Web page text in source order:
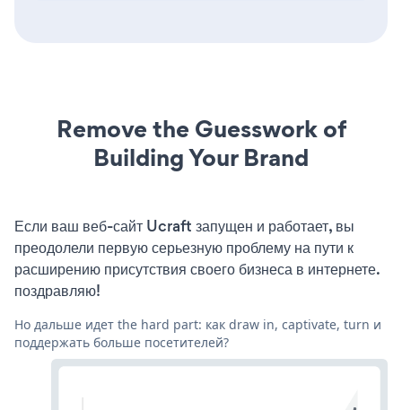
Remove the Guesswork of
Building Your Brand
Если ваш веб-сайт Ucraft запущен и работает, вы
преодолели первую серьезную проблему на пути к
расширению присутствия своего бизнеса в интернете.
поздравляю!
Но дальше идет the hard part: как draw in, captivate, turn и
поддержать больше посетителей?